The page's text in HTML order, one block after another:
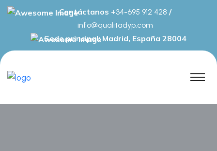
Contáctanos +34-695 912 428 /
info@qualitadyp.com
Sede principal: Madrid, España 28004